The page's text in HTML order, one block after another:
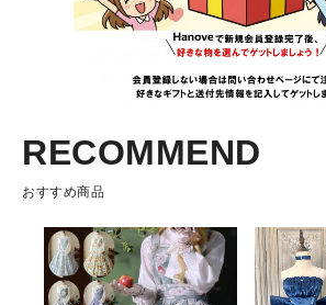
RECOMMEND
おすすめ商品